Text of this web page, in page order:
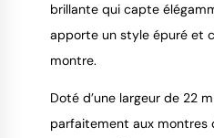
brillante qui capte
apporte un style épuré et
montre.
Doté d’une largeur de 22
parfaitement aux montres